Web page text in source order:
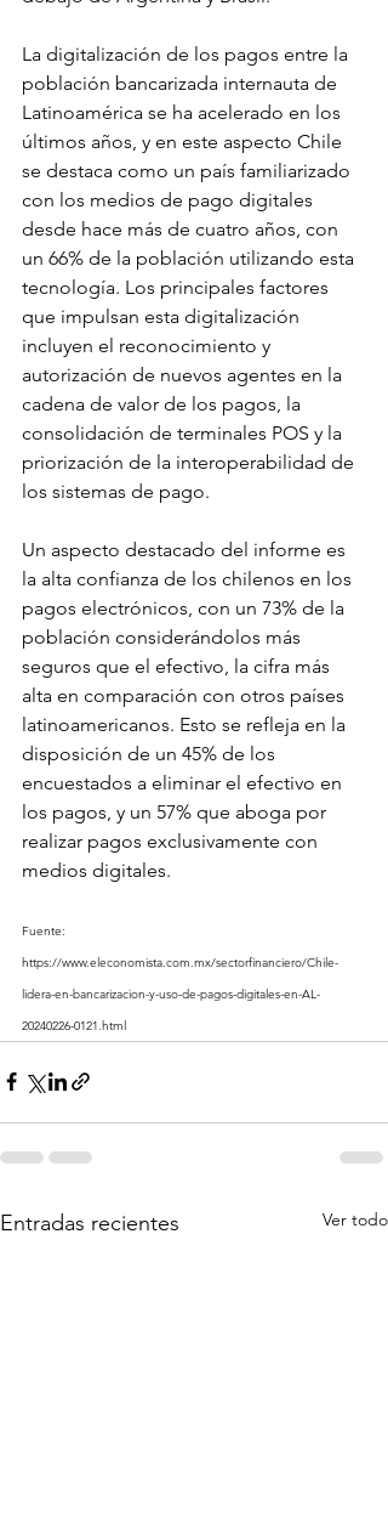
La digitalización de los pagos entre la
población bancarizada internauta de
Latinoamérica se ha acelerado en los
últimos años, y en este aspecto Chile
se destaca como un país familiarizado
con los medios de pago digitales
desde hace más de cuatro años, con
un 66% de la población utilizando esta
tecnología. Los principales factores
que impulsan esta digitalización
incluyen el reconocimiento y
autorización de nuevos agentes en la
cadena de valor de los pagos, la
consolidación de terminales POS y la
priorización de la interoperabilidad de
los sistemas de pago.
Un aspecto destacado del informe es
la alta confianza de los chilenos en los
pagos electrónicos, con un 73% de la
población considerándolos más
seguros que el efectivo, la cifra más
alta en comparación con otros países
latinoamericanos. Esto se refleja en la
disposición de un 45% de los
encuestados a eliminar el efectivo en
los pagos, y un 57% que aboga por
realizar pagos exclusivamente con
medios digitales.
Fuente:
https://www.eleconomista.com.mx/sectorfinanciero/Chile-
lidera-en-bancarizacion-y-uso-de-pagos-digitales-en-AL-
20240226-0121.html
Entradas recientes Ver todo